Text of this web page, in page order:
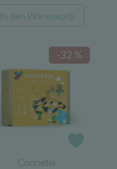
75,00 €52,65 €.
In den Warenkorb
-32 %
Connetix